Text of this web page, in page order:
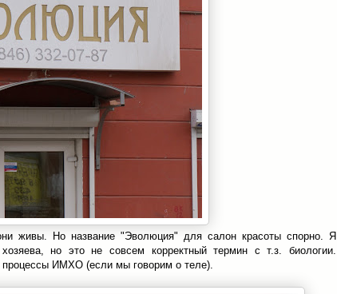
живы. Но название "Эволюция" для салон красоты спорно. Я
но это не совсем корректный термин с т.з. биологии.
ИМХО (если мы говорим о теле).